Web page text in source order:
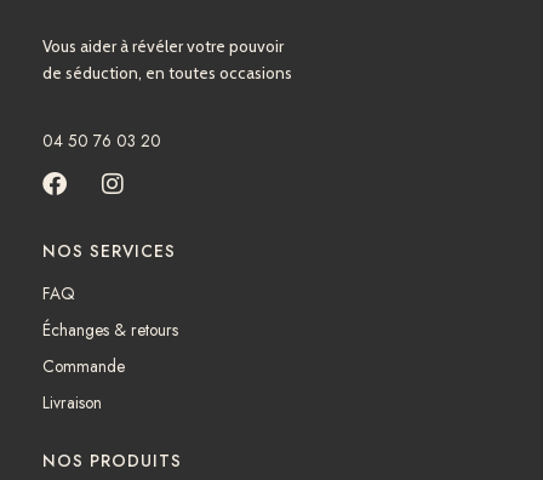
Vous aider à révéler votre pouvoir
de séduction, en toutes occasions
04 50 76 03 20
F
e
b
o
k
I
t
r
a
NOS SERVICES
FAQ
Échanges & retours
Commande
Livraison
NOS PRODUITS